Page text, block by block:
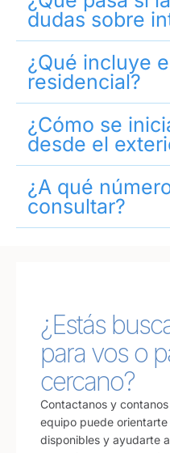
dudas sobre
¿Qué incluye
residencial?
¿Cómo se
desde el
¿A qué
consultar?
¿Estás
para vos o
cercano?
Contactanos y
equipo puede
disponibles y ayudarte